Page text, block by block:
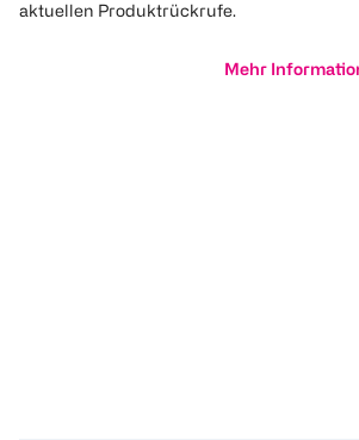
aktuellen Produktrückrufe.
Mehr